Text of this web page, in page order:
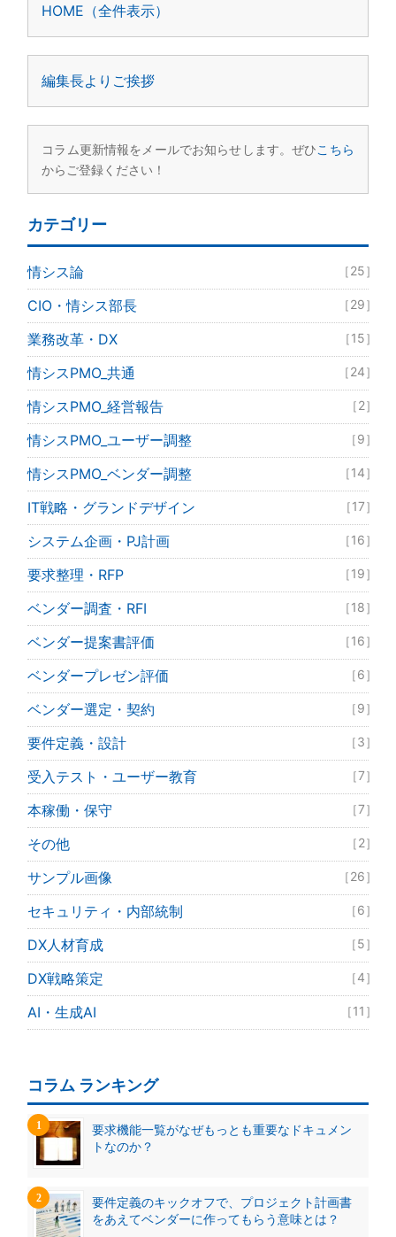
HOME（全件表示）
編集長よりご挨拶
コラム更新情報をメールでお知らせします。ぜひこちら
からご登録ください！
カテゴリー
情シス論 ［25］
CIO・情シス部長 ［29］
業務改革・DX ［15］
情シスPMO_共通 ［24］
情シスPMO_経営報告 ［2］
情シスPMO_ユーザー調整 ［9］
情シスPMO_ベンダー調整 ［14］
IT戦略・グランドデザイン ［17］
システム企画・PJ計画 ［16］
要求整理・RFP ［19］
ベンダー調査・RFI ［18］
ベンダー提案書評価 ［16］
ベンダープレゼン評価 ［6］
ベンダー選定・契約 ［9］
要件定義・設計 ［3］
受入テスト・ユーザー教育 ［7］
本稼働・保守 ［7］
その他 ［2］
サンプル画像 ［26］
セキュリティ・内部統制 ［6］
DX人材育成 ［5］
DX戦略策定 ［4］
AI・生成AI ［11］
コラム ランキング
要求機能一覧がなぜもっとも重要なドキュメン
トなのか？
要件定義のキックオフで、プロジェクト計画書
をあえてベンダーに作ってもらう意味とは？